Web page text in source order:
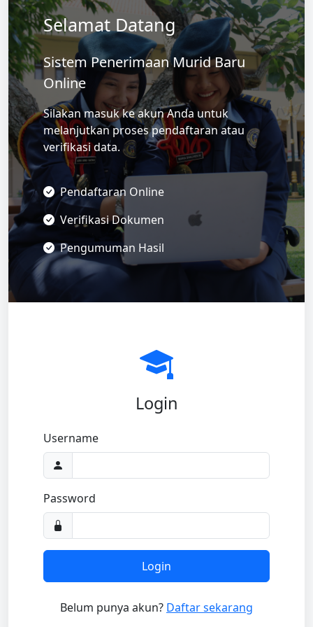
Selamat Datang
Sistem Penerimaan Murid Baru
Online
Silakan masuk ke akun Anda untuk
melanjutkan proses pendaftaran atau
verifikasi data.
Pendaftaran Online
Verifikasi Dokumen
Pengumuman Hasil
Login
Username
Password
Login
Belum punya akun? Daftar sekarang